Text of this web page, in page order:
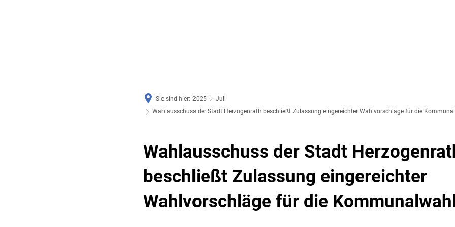
Sie sind hier: 2025
Juli
Wahlausschuss der Stadt Herzogenrath beschließt Zulassung eingereichter Wahlvorschläge für die
Wahlausschuss der Stadt
beschließt Zulassung eingereichter
Wahlvorschläge für die